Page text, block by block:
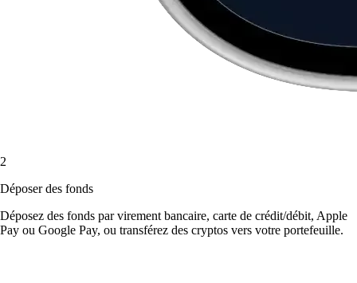
2
Déposer des fonds
Déposez des fonds par virement bancaire, carte de crédit/débit, Apple
Pay ou Google Pay, ou transférez des cryptos vers votre portefeuille.